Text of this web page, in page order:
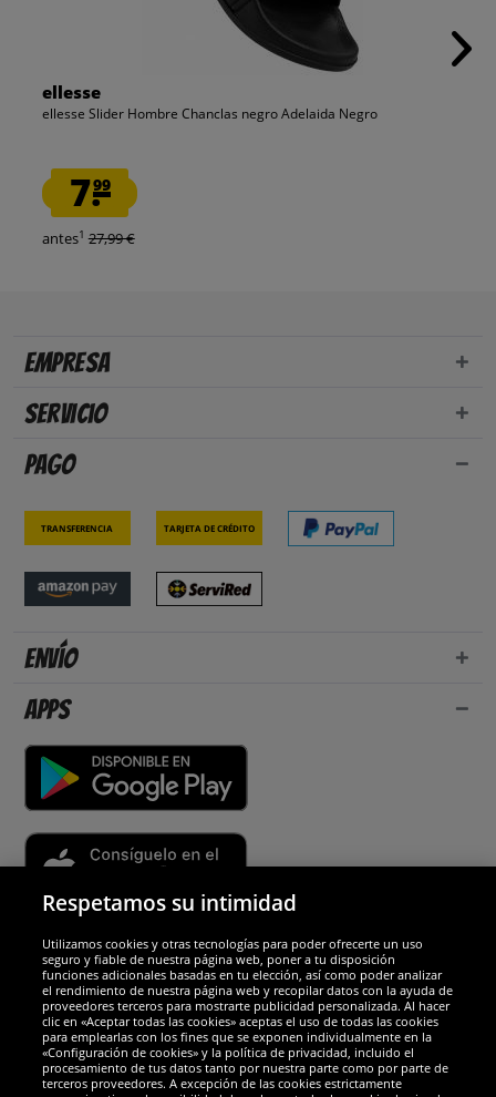
ellesse
ellesse Slider Hombre Chanclas negro Adelaida Negro
7.99
antes1 27,99 €
Empresa
Servicio
Pago
Transferencia Tarjeta de crédito
Envío
Apps
Socios y seguridad
Galardones
Respetamos su intimidad
Utilizamos cookies y otras tecnologías para poder ofrecerte un uso
seguro y fiable de nuestra página web, poner a tu disposición
funciones adicionales basadas en tu elección, así como poder analizar
el rendimiento de nuestra página web y recopilar datos con la ayuda de
proveedores terceros para mostrarte publicidad personalizada. Al hacer
clic en «Aceptar todas las cookies» aceptas el uso de todas las cookies
para emplearlas con los fines que se exponen individualmente en la
«Configuración de cookies» y la política de privacidad, incluido el
procesamiento de tus datos tanto por nuestra parte como por parte de
terceros proveedores. A excepción de las cookies estrictamente